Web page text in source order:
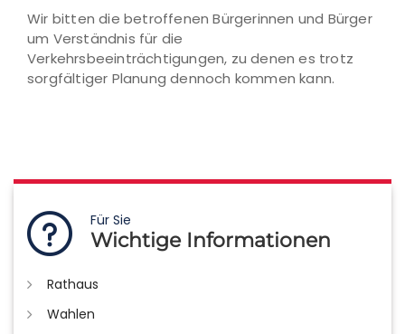
Wir bitten die betroffenen Bürgerinnen und Bürger
um Verständnis für die
Verkehrsbeeinträchtigungen, zu denen es trotz
sorgfältiger Planung dennoch kommen kann.
Für Sie
Wichtige Informationen
Rathaus
Wahlen